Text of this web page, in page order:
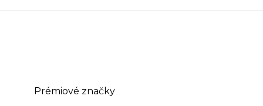
Prémiové značky